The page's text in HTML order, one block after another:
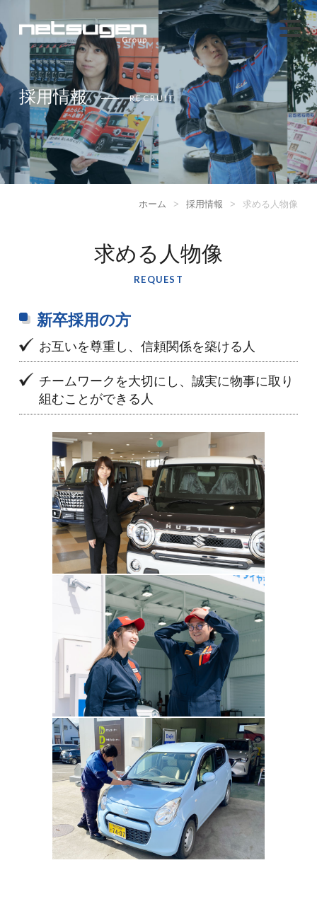
採用情報 RECRUIT
ホーム > 採用情報 > 求める人物像
求める人物像
REQUEST
新卒採用の方
お互いを尊重し、信頼関係を築ける人
チームワークを大切にし、誠実に物事に取り
組むことができる人